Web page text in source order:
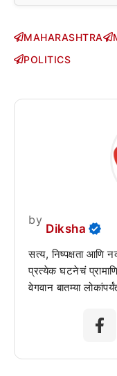
MAHARASHTRA
POLITICS
by
Diksha
सत्य, निष्पक्षता आणि
प्रत्येक घटनेचं
वेगवान बातम्या